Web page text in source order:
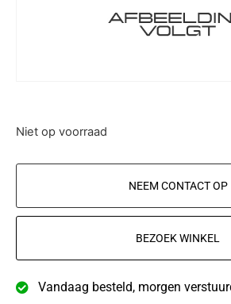
Niet op voorraad
NEEM CONTACT OP
BEZOEK WINKEL
Vandaag besteld, morgen